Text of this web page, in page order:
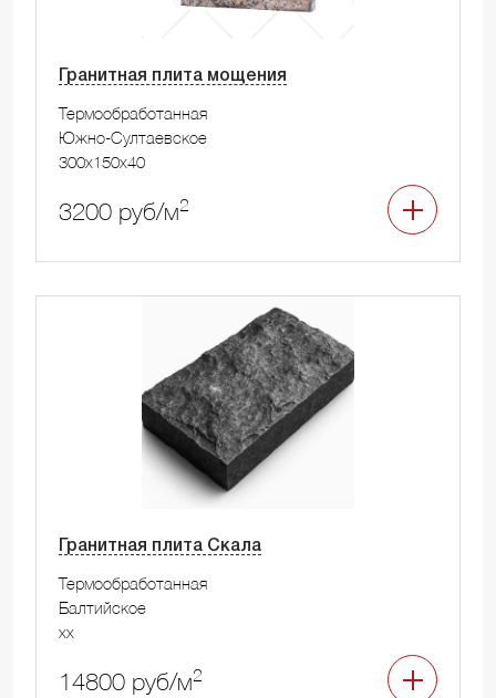
Гранитная плита мощения
Термообработанная
Южно-Султаевское
300x150x40
3200 руб/м2
Гранитная плита Скала
Термообработанная
Балтийское
xx
14800 руб/м2